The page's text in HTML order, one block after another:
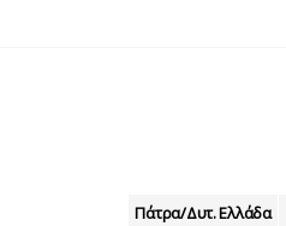
Πάτρα/Δυτ. Ελλάδα